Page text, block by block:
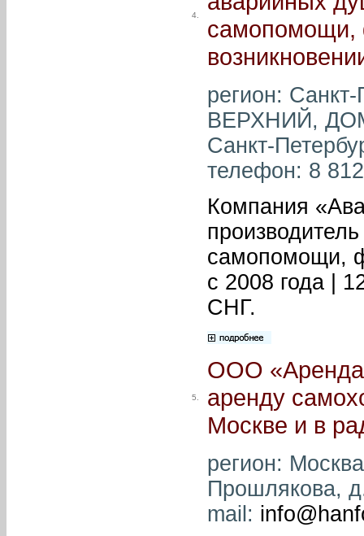
4.
самопомощи,
регион:
ВЕРХНИЙ,
Санкт-
телефон: 8
Компания
самопомощи,
с 2008 года |
СНГ.
5.
ООО «Аренда
аренду
Москве и в
регион:
Прошлякова,
mail: